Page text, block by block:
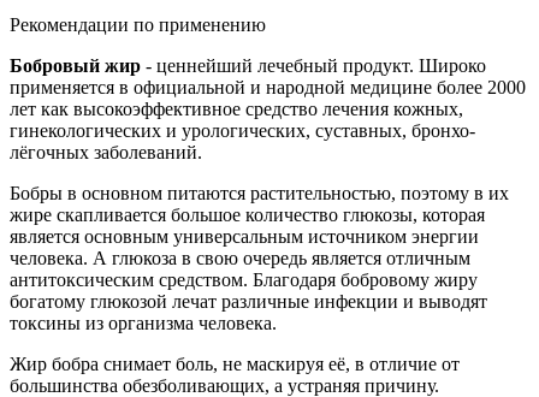
Рекомендации по применению
Бобровый жир - ценнейший лечебный продукт. Широко
применяется в официальной и народной медицине более 2000
лет как высокоэффективное средство лечения кожных,
гинекологических и урологических, суставных, бронхо-
лёгочных заболеваний.
Бобры в основном питаются растительностью, поэтому в их
жире скапливается большое количество глюкозы, которая
является основным универсальным источником энергии
человека. А глюкоза в свою очередь является отличным
антитоксическим средством. Благодаря бобровому жиру
богатому глюкозой лечат различные инфекции и выводят
токсины из организма человека.
Жир бобра снимает боль, не маскируя её, в отличие от
большинства обезболивающих, а устраняя причину.